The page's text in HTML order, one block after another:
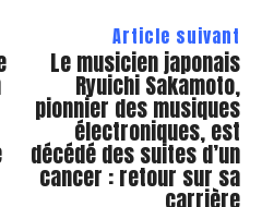
Article suivant
Le musicien japonais
Ryuichi Sakamoto,
pionnier des musiques
électroniques, est
décédé des suites d’un
cancer : retour sur sa
carrière